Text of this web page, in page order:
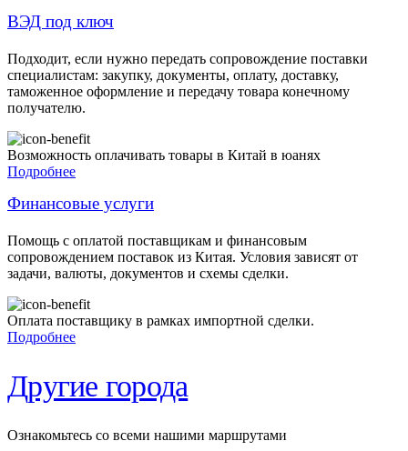
ВЭД под ключ
Подходит, если нужно передать сопровождение поставки
специалистам: закупку, документы, оплату, доставку,
таможенное оформление и передачу товара конечному
получателю.
Возможность оплачивать товары в Китай в юанях
Подробнее
Финансовые услуги
Помощь с оплатой поставщикам и финансовым
сопровождением поставок из Китая. Условия зависят от
задачи, валюты, документов и схемы сделки.
Оплата поставщику в рамках импортной сделки.
Подробнее
Другие города
Ознакомьтесь со всеми нашими маршрутами